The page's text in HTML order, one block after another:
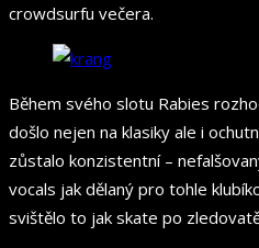
crowdsurfu večera.
Během svého slotu Rabies
došlo nejen na klasiky ale i
zůstalo konzistentní –
vocals jak dělaný pro tohle
svištělo to jak skate po